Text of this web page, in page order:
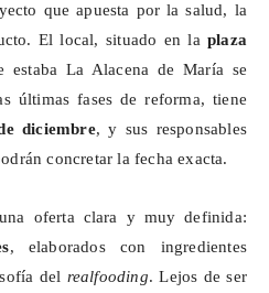
que apuesta por la salud, la
El local, situado en la plaza
estaba La Alacena de María se
últimas fases de reforma, tiene
diciembre, y sus responsables
concretar la fecha exacta.
oferta clara y muy definida:
, elaborados con ingredientes
del realfooding. Lejos de ser